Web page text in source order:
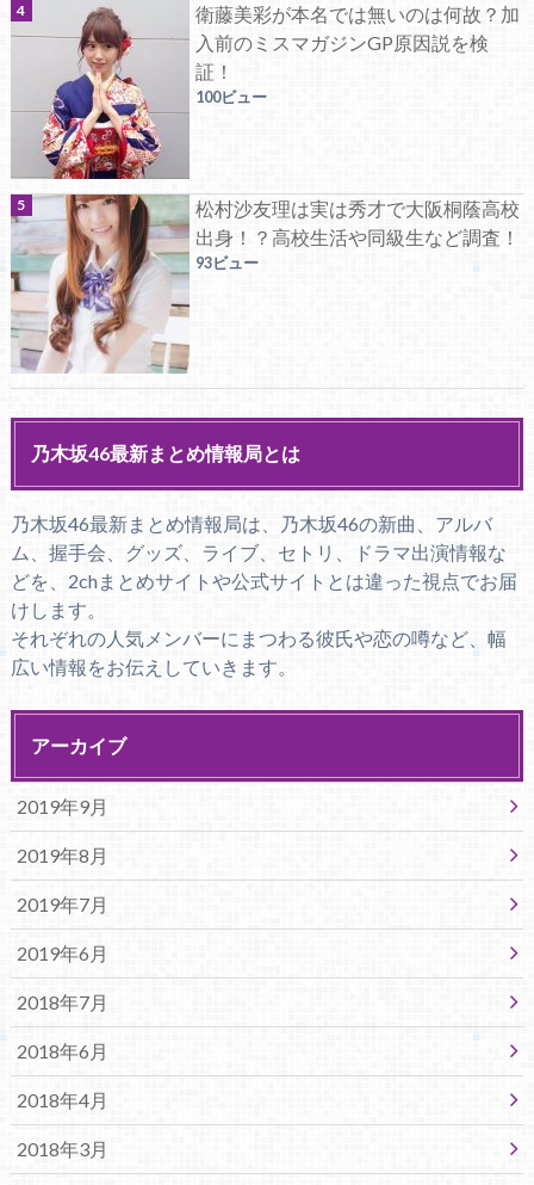
衛藤美彩が本名では無いのは何故？加
入前のミスマガジンGP原因説を検
証！
100ビュー
松村沙友理は実は秀才で大阪桐蔭高校
出身！？高校生活や同級生など調査！
93ビュー
乃木坂46最新まとめ情報局とは
乃木坂46最新まとめ情報局は、乃木坂46の新曲、アルバ
ム、握手会、グッズ、ライブ、セトリ、ドラマ出演情報な
どを、2chまとめサイトや公式サイトとは違った視点でお届
けします。
それぞれの人気メンバーにまつわる彼氏や恋の噂など、幅
広い情報をお伝えしていきます。
アーカイブ
2019年9月
2019年8月
2019年7月
2019年6月
2018年7月
2018年6月
2018年4月
2018年3月